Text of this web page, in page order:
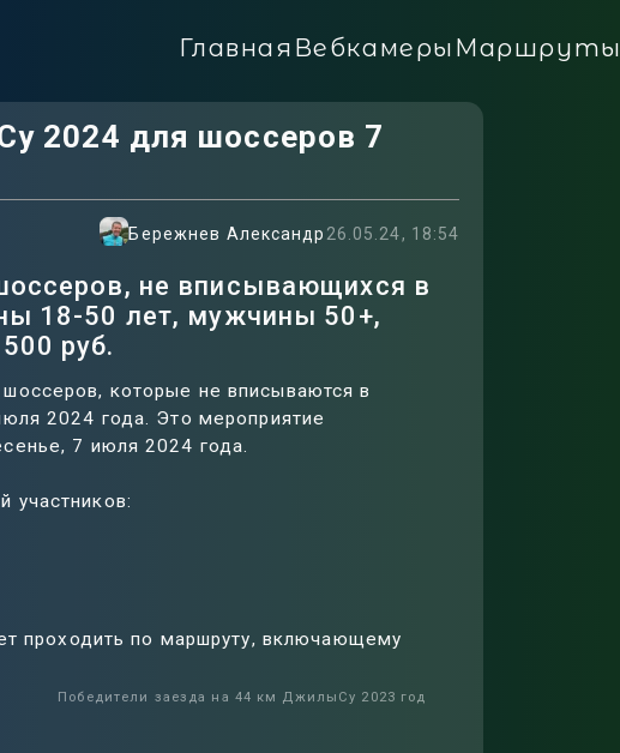
Главная Вебкамеры Маршруты
2024 для шоссеров 7
Бережнев Александр 26.05.24, 18:54
не вписывающихся в
18-50 лет, мужчины 50+,
руб.
которые не вписываются в
2024 года. Это мероприятие
7 июля 2024 года.
участников:
проходить по маршруту, включающему
Победители заезда на 44 км ДжилыСу 2023 год